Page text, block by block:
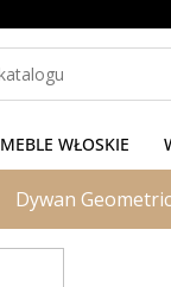
MEBLE WŁOSKIE
Dywan